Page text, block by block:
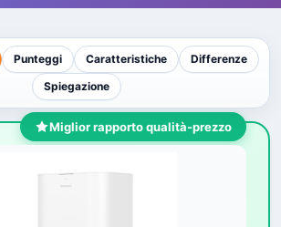
Punteggi Caratteristiche
Differenze
Spiegazione
Miglior rapporto qualità-prezzo